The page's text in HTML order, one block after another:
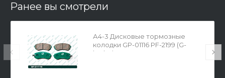
Ранее вы смотрели
А4-3 Дисковые тормозные
колодки GP-01116 PF-2199 (G-
brake)